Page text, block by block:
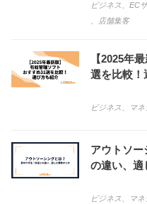
ビジネス EC
店舗集客
【2025年
選を比較！
ビジネス マネ
アウトソー
の違い、適
ビジネス マネ